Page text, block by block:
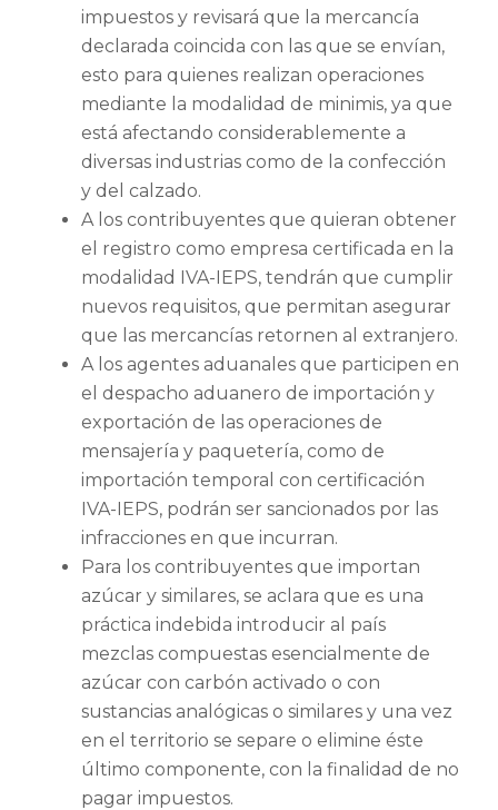
impuestos y revisará que la mercancía
declarada coincida con las que se envían,
esto para quienes realizan operaciones
mediante la modalidad de minimis, ya que
está afectando considerablemente a
diversas industrias como de la confección
y del calzado.
A los contribuyentes que quieran obtener
el registro como empresa certificada en la
modalidad IVA-IEPS, tendrán que cumplir
nuevos requisitos, que permitan asegurar
que las mercancías retornen al extranjero.
A los agentes aduanales que participen en
el despacho aduanero de importación y
exportación de las operaciones de
mensajería y paquetería, como de
importación temporal con certificación
IVA-IEPS, podrán ser sancionados por las
infracciones en que incurran.
Para los contribuyentes que importan
azúcar y similares, se aclara que es una
práctica indebida introducir al país
mezclas compuestas esencialmente de
azúcar con carbón activado o con
sustancias analógicas o similares y una vez
en el territorio se separe o elimine éste
último componente, con la finalidad de no
pagar impuestos.